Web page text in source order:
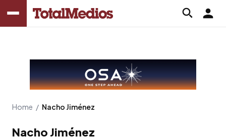
Home / Nacho Jiménez
Nacho Jiménez